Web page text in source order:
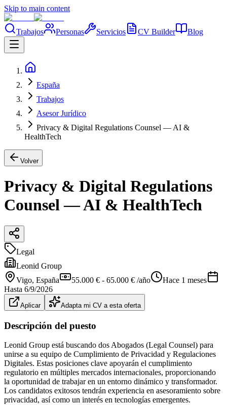
Skip to main content
Trabajos Personas Servicios CV Builder Blog
España
Trabajos
Asesor Jurídico
Privacy & Digital Regulations Counsel — AI &
HealthTech
Volver
Privacy & Digital Regulations
Counsel — AI & HealthTech
Legal
Leonid Group
Vigo, España 55.000 € - 65.000 € /año
Hace 1 meses
Hasta 6/9/2026
Aplicar Adapta mi CV a esta oferta
Descripción del puesto
Leonid Group está buscando dos Abogados (Legal Counsel) para
unirse a su equipo de Cumplimiento de Privacidad y Regulaciones
Digitales. Estas posiciones clave apoyarán el cumplimiento
regulatorio en múltiples mercados internacionales, proporcionando
la oportunidad de trabajar en un entorno dinámico y transformador.
Los candidatos exitosos tendrán experiencia en asesoramiento sobre
privacidad, así como un interés en tecnologías emergentes.